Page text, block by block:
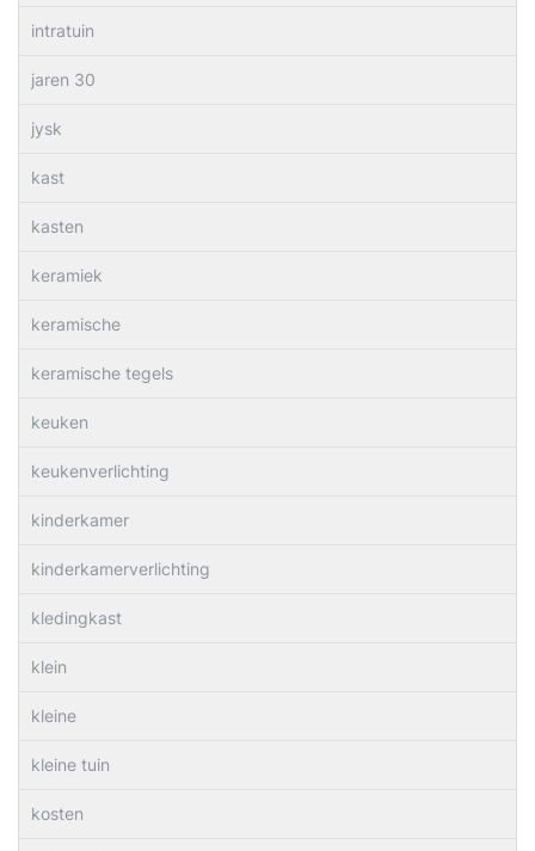
intratuin
jaren 30
jysk
kast
kasten
keramiek
keramische
keramische tegels
keuken
keukenverlichting
kinderkamer
kinderkamerverlichting
kledingkast
klein
kleine
kleine tuin
kosten